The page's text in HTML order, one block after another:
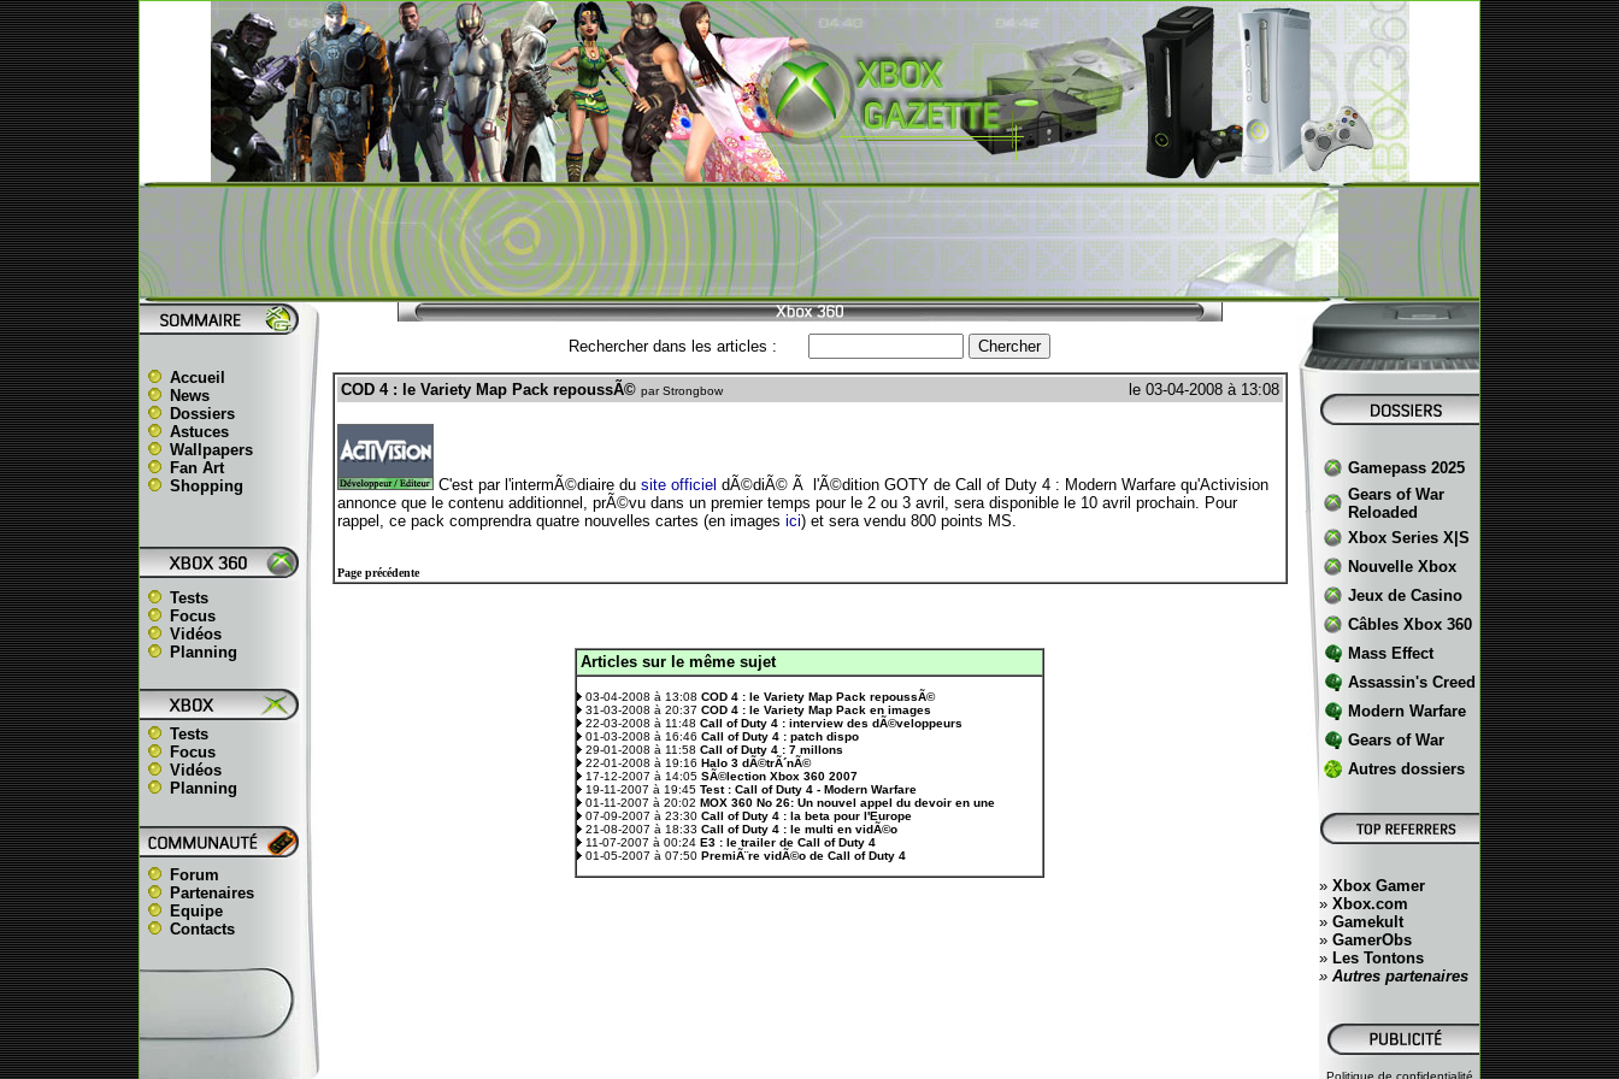
Accueil
News
Dossiers
Astuces
Wallpapers
Fan Art
Shopping
Tests
Focus
Vidéos
Planning
Tests
Focus
Vidéos
Planning
Forum
Partenaires
Equipe
Contacts
Rechercher dans les articles :
COD 4 : le Variety Map Pack repoussÃ© par Strongbow le 03-04-2008 à 13:08
C'est par l'intermÃ©diaire du site officiel dÃ©diÃ© Ã l'Ã©dition GOTY de Call of Duty 4 : Modern Warfare qu'Activision
annonce que le contenu additionnel, prÃ©vu dans un premier temps pour le 2 ou 3 avril, sera disponible le 10 avril prochain. Pour
rappel, ce pack comprendra quatre nouvelles cartes (en images ici) et sera vendu 800 points MS.
Page précédente
Articles sur le même sujet
03-04-2008 à 13:08 COD 4 : le Variety Map Pack repoussÃ©
31-03-2008 à 20:37 COD 4 : le Variety Map Pack en images
22-03-2008 à 11:48 Call of Duty 4 : interview des dÃ©veloppeurs
01-03-2008 à 16:46 Call of Duty 4 : patch dispo
29-01-2008 à 11:58 Call of Duty 4 : 7 millons
22-01-2008 à 19:16 Halo 3 dÃ©trÃ´nÃ©
17-12-2007 à 14:05 SÃ©lection Xbox 360 2007
19-11-2007 à 19:45 Test : Call of Duty 4 - Modern Warfare
01-11-2007 à 20:02 MOX 360 No 26: Un nouvel appel du devoir en une
07-09-2007 à 23:30 Call of Duty 4 : la beta pour l'Europe
21-08-2007 à 18:33 Call of Duty 4 : le multi en vidÃ©o
11-07-2007 à 00:24 E3 : le trailer de Call of Duty 4
01-05-2007 à 07:50 PremiÃ¨re vidÃ©o de Call of Duty 4
Gamepass 2025
Gears of War
Reloaded
Xbox Series X|S
Nouvelle Xbox
Jeux de Casino
Câbles Xbox 360
Mass Effect
Assassin's Creed
Modern Warfare
Gears of War
Autres dossiers
» Xbox Gamer
» Xbox.com
» Gamekult
» GamerObs
» Les Tontons
» Autres partenaires
Politique de confidentialité